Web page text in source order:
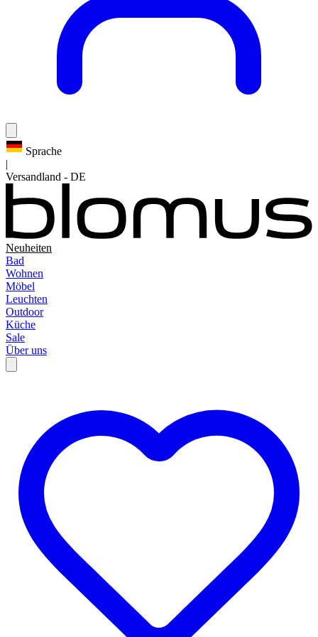
Sprache
|
Versandland - DE
Neuheiten
Bad
Wohnen
Möbel
Leuchten
Outdoor
Küche
Sale
Über uns